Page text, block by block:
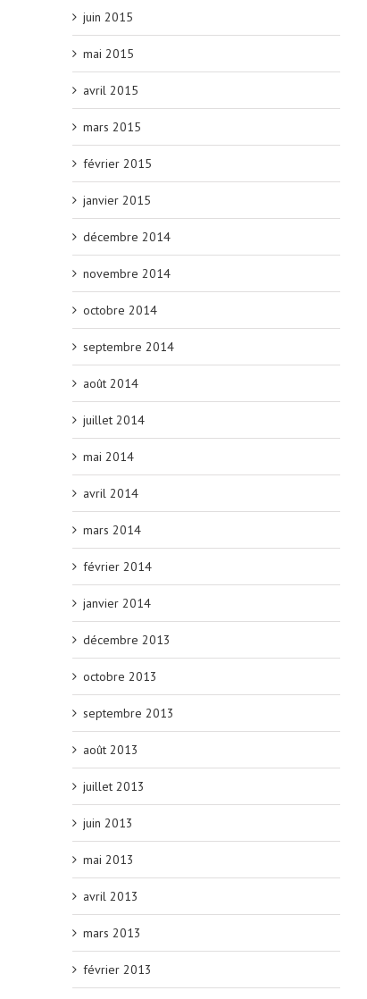
juin 2015
mai 2015
avril 2015
mars 2015
février 2015
janvier 2015
décembre 2014
novembre 2014
octobre 2014
septembre 2014
août 2014
juillet 2014
mai 2014
avril 2014
mars 2014
février 2014
janvier 2014
décembre 2013
octobre 2013
septembre 2013
août 2013
juillet 2013
juin 2013
mai 2013
avril 2013
mars 2013
février 2013